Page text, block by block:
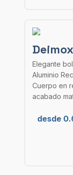
Deimox
Elegante
Aluminio
Cuerpo en
acabado
desde